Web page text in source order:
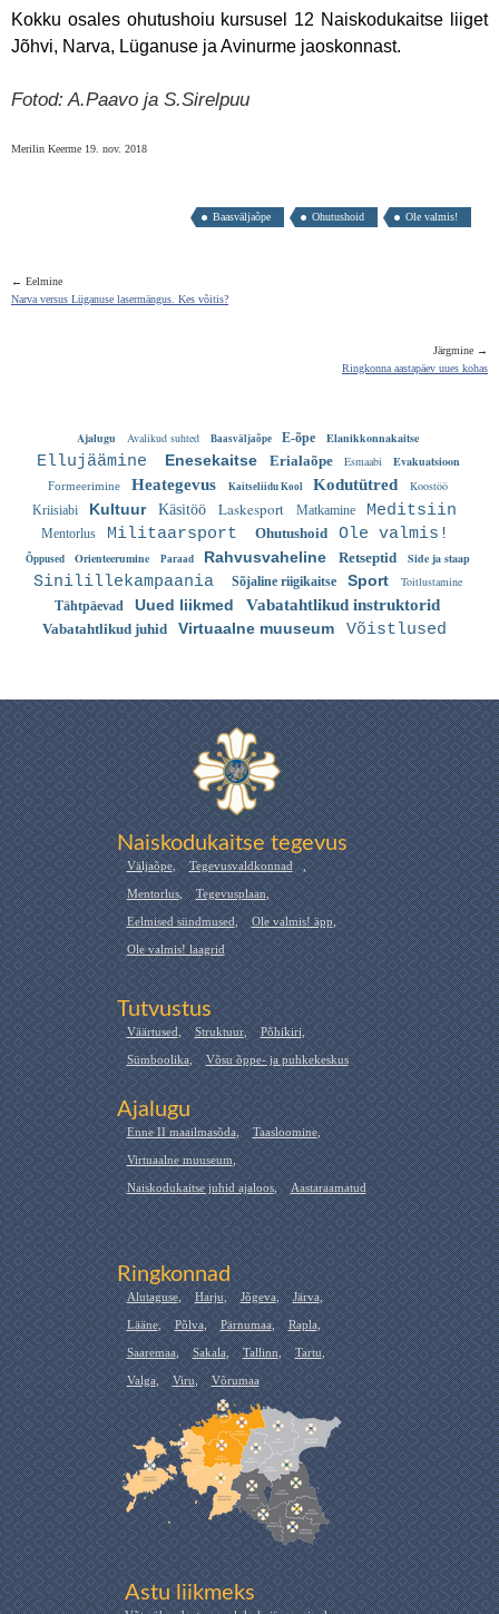
Kokku osales ohutushoiu kursusel 12 Naiskodukaitse liiget
Jõhvi, Narva, Lüganuse ja Avinurme jaoskonnast.
Fotod: A.Paavo ja S.Sirelpuu
Merilin Keerme 19. nov. 2018
Baasväljaõpe Ohutushoid Ole valmis!
← Eelmine
Narva versus Lüganuse lasermängus. Kes võitis?
Järgmine →
Ringkonna aastapäev uues kohas
Ajalugu Avalikud suhted Baasväljaõpe E-õpe Elanikkonnakaitse
Ellujäämine Enesekaitse Erialaõpe Esmaabi Evakuatsioon
Formeerimine Heategevus Kaitseliidu Kool Kodutütred
Koostöö
Kriisiabi
Kultuur Käsitöö Laskesport Matkamine Meditsiin
Mentorlus Militaarsport Ohutushoid Ole valmis!
Õppused Orienteerumine Paraad Rahvusvaheline Retseptid Side ja staap
Sinilillekampaania Sõjaline riigikaitse Sport
Toitlustamine
Tähtpäevad
Uued liikmed Vabatahtlikud instruktorid
Vabatahtlikud juhid Virtuaalne muuseum Võistlused
Naiskodukaitse tegevus
Väljaõpe, Tegevusvaldkonnad ,
Mentorlus, Tegevusplaan,
Eelmised sündmused, Ole valmis! äpp,
Ole valmis! laagrid
Tutvustus
Väärtused, Struktuur, Põhikiri,
Sümboolika, Võsu õppe- ja puhkekeskus
Ajalugu
Enne II maailmasõda, Taasloomine,
Virtuaalne muuseum,
Naiskodukaitse juhid ajaloos, Aastaraamatud
Ringkonnad
Alutaguse, Harju, Jõgeva, Järva,
Lääne, Põlva, Pärnumaa, Rapla,
Saaremaa, Sakala, Tallinn, Tartu,
Valga, Viru, Võrumaa
Astu liikmeks